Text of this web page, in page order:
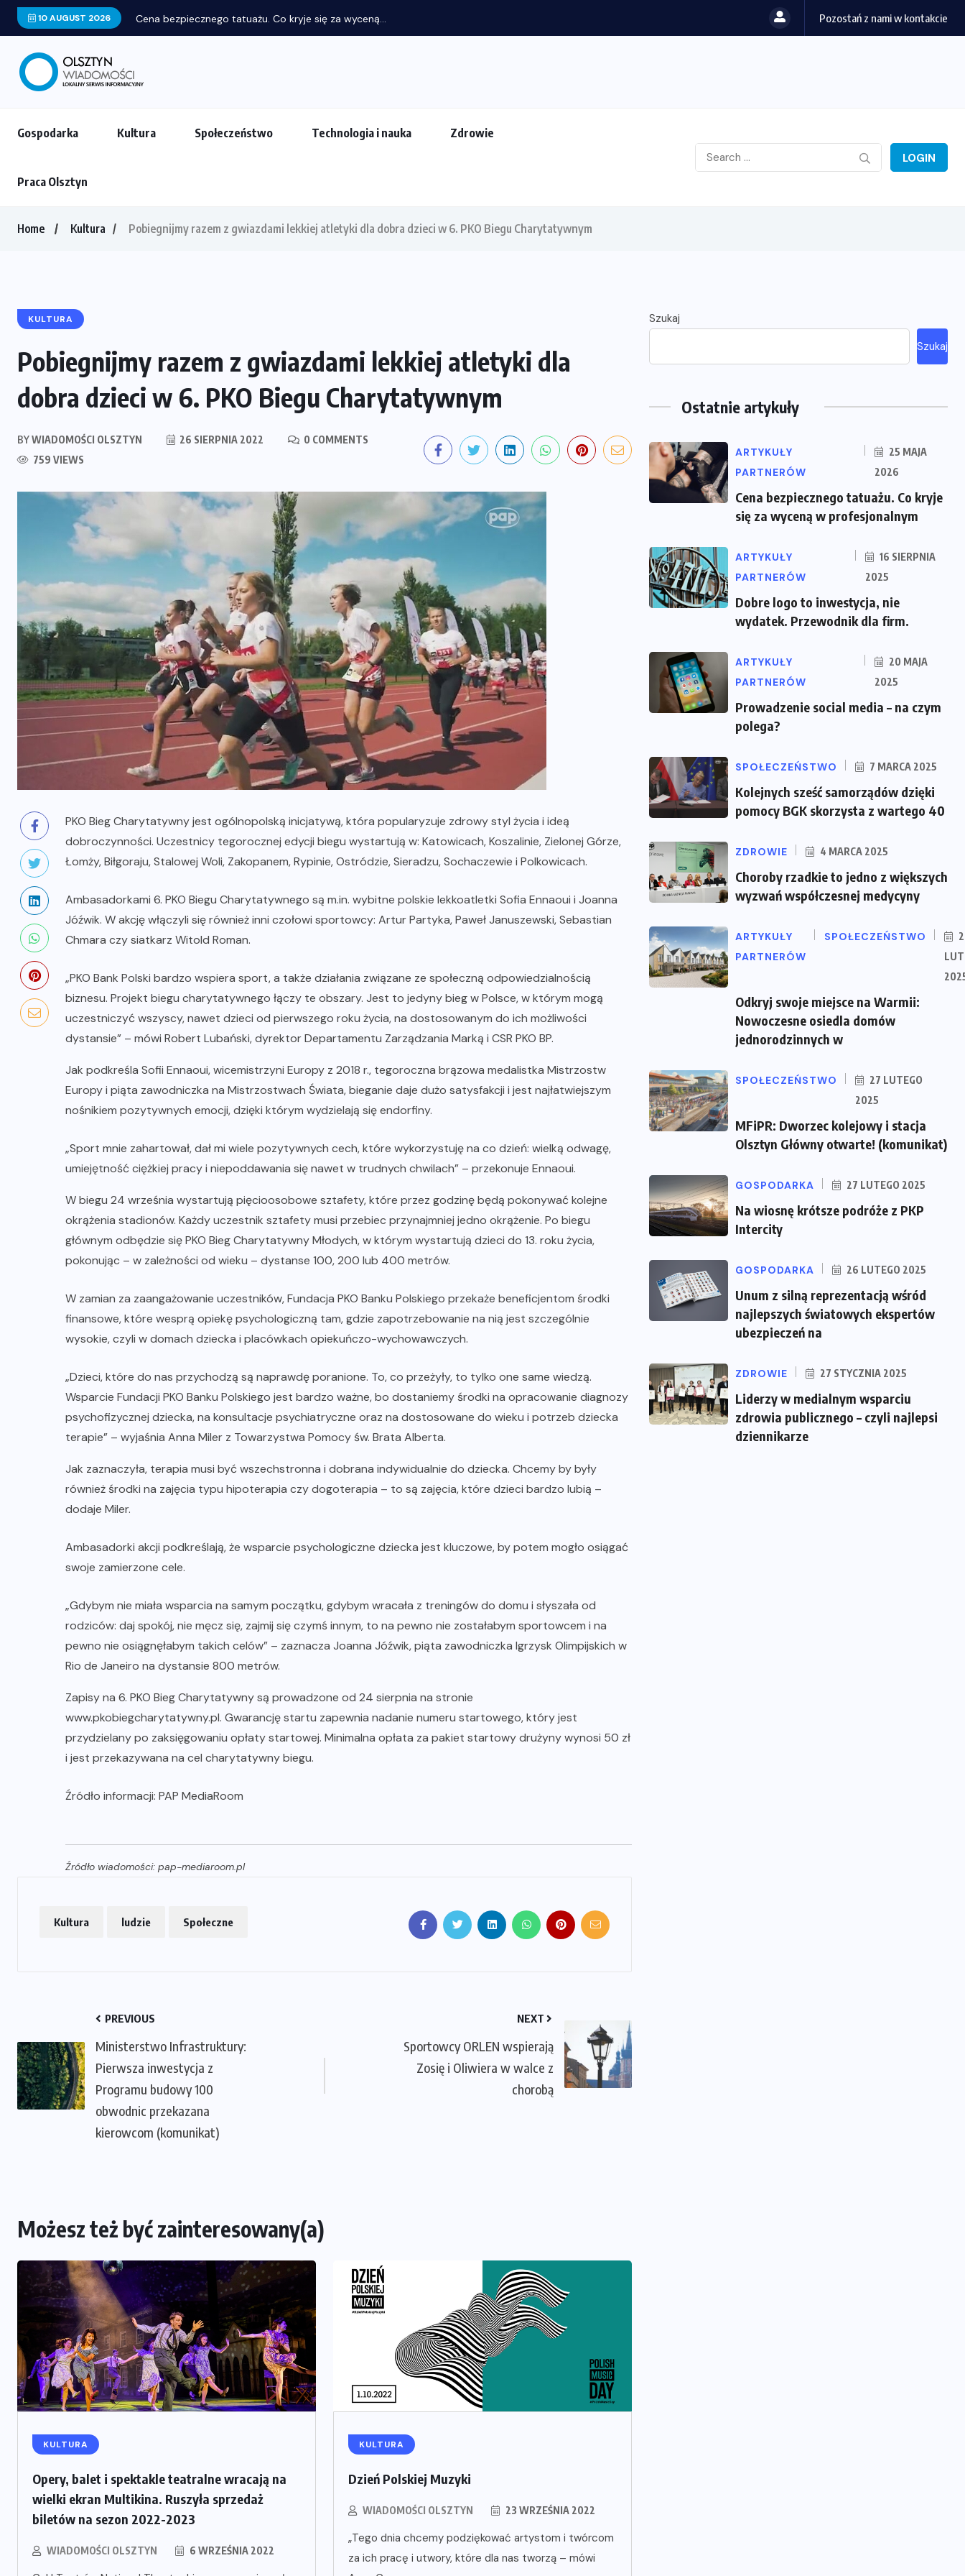
10 AUGUST 2026 Cena bezpiecznego tatuażu. Co kryje się za wyceną... Pozostań z nami w kontakcie
Gospodarka Kultura Społeczeństwo Technologia i nauka Zdrowie
Praca Olsztyn
LOGIN
Home Kultura Pobiegnijmy razem z gwiazdami lekkiej atletyki dla dobra dzieci w 6. PKO Biegu Charytatywnym
KULTURA
Pobiegnijmy razem z gwiazdami lekkiej atletyki dla
dobra dzieci w 6. PKO Biegu Charytatywnym
BYWIADOMOŚCI OLSZTYN 26 SIERPNIA 2022
0 COMMENTS
759 VIEWS
PKO Bieg Charytatywny jest ogólnopolską inicjatywą, która popularyzuje zdrowy styl życia i ideą
dobroczynności. Uczestnicy tegorocznej edycji biegu wystartują w: Katowicach, Koszalinie, Zielonej Górze,
Łomży, Biłgoraju, Stalowej Woli, Zakopanem, Rypinie, Ostródzie, Sieradzu, Sochaczewie i Polkowicach.
Ambasadorkami 6. PKO Biegu Charytatywnego są m.in. wybitne polskie lekkoatletki Sofia Ennaoui i Joanna
Jóźwik. W akcję włączyli się również inni czołowi sportowcy: Artur Partyka, Paweł Januszewski, Sebastian
Chmara czy siatkarz Witold Roman.
„PKO Bank Polski bardzo wspiera sport, a także działania związane ze społeczną odpowiedzialnością
biznesu. Projekt biegu charytatywnego łączy te obszary. Jest to jedyny bieg w Polsce, w którym mogą
uczestniczyć wszyscy, nawet dzieci od pierwszego roku życia, na dostosowanym do ich możliwości
dystansie” – mówi Robert Lubański, dyrektor Departamentu Zarządzania Marką i CSR PKO BP.
Jak podkreśla Sofii Ennaoui, wicemistrzyni Europy z 2018 r., tegoroczna brązowa medalistka Mistrzostw
Europy i piąta zawodniczka na Mistrzostwach Świata, bieganie daje dużo satysfakcji i jest najłatwiejszym
nośnikiem pozytywnych emocji, dzięki którym wydzielają się endorfiny.
„Sport mnie zahartował, dał mi wiele pozytywnych cech, które wykorzystuję na co dzień: wielką odwagę,
umiejętność ciężkiej pracy i niepoddawania się nawet w trudnych chwilach” – przekonuje Ennaoui.
W biegu 24 września wystartują pięcioosobowe sztafety, które przez godzinę będą pokonywać kolejne
okrążenia stadionów. Każdy uczestnik sztafety musi przebiec przynajmniej jedno okrążenie. Po biegu
głównym odbędzie się PKO Bieg Charytatywny Młodych, w którym wystartują dzieci do 13. roku życia,
pokonując – w zależności od wieku – dystanse 100, 200 lub 400 metrów.
W zamian za zaangażowanie uczestników, Fundacja PKO Banku Polskiego przekaże beneficjentom środki
finansowe, które wesprą opiekę psychologiczną tam, gdzie zapotrzebowanie na nią jest szczególnie
wysokie, czyli w domach dziecka i placówkach opiekuńczo-wychowawczych.
„Dzieci, które do nas przychodzą są naprawdę poranione. To, co przeżyły, to tylko one same wiedzą.
Wsparcie Fundacji PKO Banku Polskiego jest bardzo ważne, bo dostaniemy środki na opracowanie diagnozy
psychofizycznej dziecka, na konsultacje psychiatryczne oraz na dostosowane do wieku i potrzeb dziecka
terapie” – wyjaśnia Anna Miler z Towarzystwa Pomocy św. Brata Alberta.
Jak zaznaczyła, terapia musi być wszechstronna i dobrana indywidualnie do dziecka. Chcemy by były
również środki na zajęcia typu hipoterapia czy dogoterapia – to są zajęcia, które dzieci bardzo lubią –
dodaje Miler.
Ambasadorki akcji podkreślają, że wsparcie psychologiczne dziecka jest kluczowe, by potem mogło osiągać
swoje zamierzone cele.
„Gdybym nie miała wsparcia na samym początku, gdybym wracała z treningów do domu i słyszała od
rodziców: daj spokój, nie męcz się, zajmij się czymś innym, to na pewno nie zostałabym sportowcem i na
pewno nie osiągnęłabym takich celów” – zaznacza Joanna Jóźwik, piąta zawodniczka Igrzysk Olimpijskich w
Rio de Janeiro na dystansie 800 metrów.
Zapisy na 6. PKO Bieg Charytatywny są prowadzone od 24 sierpnia na stronie
www.pkobiegcharytatywny.pl. Gwarancję startu zapewnia nadanie numeru startowego, który jest
przydzielany po zaksięgowaniu opłaty startowej. Minimalna opłata za pakiet startowy drużyny wynosi 50 zł
i jest przekazywana na cel charytatywny biegu.
Źródło informacji: PAP MediaRoom
Źródło wiadomości: pap-mediaroom.pl
Kultura ludzie Społeczne
PREVIOUS
Ministerstwo Infrastruktury:
Pierwsza inwestycja z
Programu budowy 100
obwodnic przekazana
kierowcom (komunikat)
NEXT
Sportowcy ORLEN wspierają
Zosię i Oliwiera w walce z
chorobą
Możesz też być zainteresowany(a)
KULTURA
Opery, balet i spektakle teatralne wracają na
wielki ekran Multikina. Ruszyła sprzedaż
biletów na sezon 2022-2023
WIADOMOŚCI OLSZTYN 6 WRZEŚNIA 2022
KULTURA
Dzień Polskiej Muzyki
WIADOMOŚCI OLSZTYN 23 WRZEŚNIA 2022
„Tego dnia chcemy podziękować artystom i twórcom
za ich pracę i utwory, które dla nas tworzą – mówi
Szukaj
Szukaj
Ostatnie artykuły
ARTYKUŁY
PARTNERÓW
25 MAJA
2026
Cena bezpiecznego tatuażu. Co kryje
się za wyceną w profesjonalnym
ARTYKUŁY
PARTNERÓW
16 SIERPNIA
2025
Dobre logo to inwestycja, nie
wydatek. Przewodnik dla firm.
ARTYKUŁY
PARTNERÓW
20 MAJA
2025
Prowadzenie social media – na czym
polega?
SPOŁECZEŃSTWO 7 MARCA 2025
Kolejnych sześć samorządów dzięki
pomocy BGK skorzysta z wartego 40
ZDROWIE 4 MARCA 2025
Choroby rzadkie to jedno z większych
wyzwań współczesnej medycyny
ARTYKUŁY
PARTNERÓW
SPOŁECZEŃSTWO
Odkryj swoje miejsce na Warmii:
Nowoczesne osiedla domów
jednorodzinnych w
SPOŁECZEŃSTWO
27 LUTEGO
2025
MFiPR: Dworzec kolejowy i stacja
Olsztyn Główny otwarte! (komunikat)
GOSPODARKA 27 LUTEGO 2025
Na wiosnę krótsze podróże z PKP
Intercity
GOSPODARKA 26 LUTEGO 2025
Unum z silną reprezentacją wśród
najlepszych światowych ekspertów
ubezpieczeń na
ZDROWIE 27 STYCZNIA 2025
Liderzy w medialnym wsparciu
zdrowia publicznego – czyli najlepsi
dziennikarze